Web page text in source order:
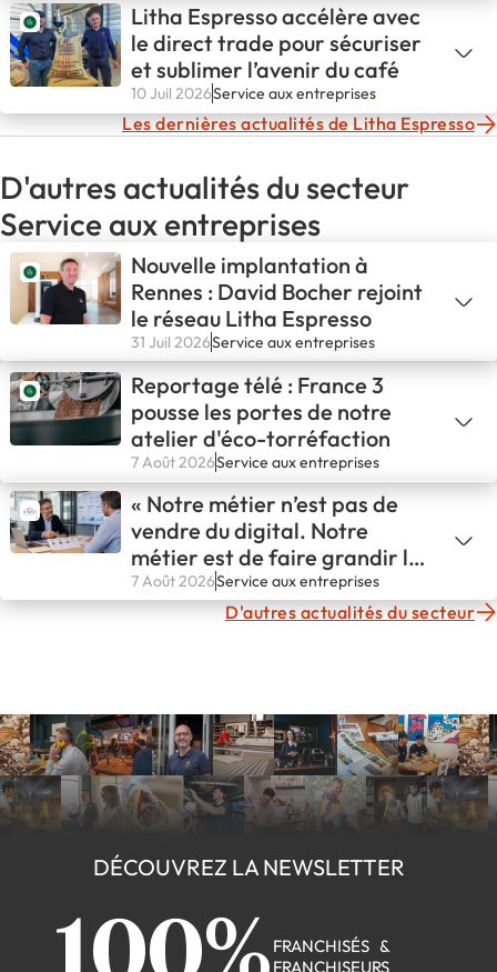
Litha Espresso accélère avec
le direct trade pour sécuriser
et sublimer l’avenir du café
10 Juil 2026Service aux entreprises
Les dernières actualités de Litha Espresso
D'autres actualités du secteur
Service aux entreprises
Nouvelle implantation à
Rennes : David Bocher rejoint
le réseau Litha Espresso
31 Juil 2026Service aux entreprises
Reportage télé : France 3
pousse les portes de notre
atelier d'éco-torréfaction
7 Août 2026Service aux entreprises
« Notre métier n’est pas de
vendre du digital. Notre
métier est de faire grandir les
entreprises. »
7 Août 2026Service aux entreprises
D'autres actualités du secteur
DÉCOUVREZ LA NEWSLETTER
FRANCHISÉS &
FRANCHISEURS